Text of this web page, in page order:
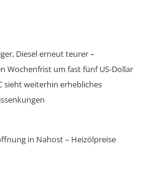
Diesel erneut teurer –
Wochenfrist um fast fünf US-Dollar
sieht weiterhin erhebliches
in Nahost – Heizölpreise